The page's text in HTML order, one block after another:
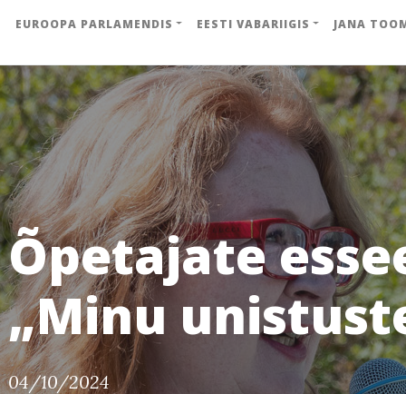
EUROOPA PARLAMENDIS EESTI VABARIIGIS JANA
Õpetajate
„Minu
04/10/2024